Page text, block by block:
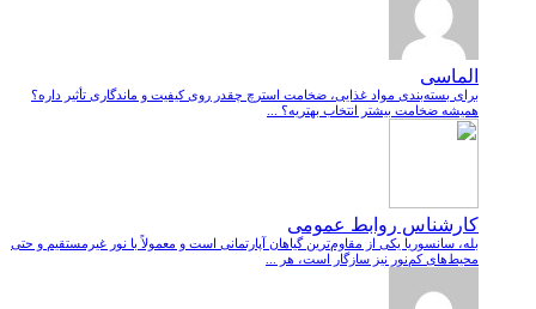
الماسی
برای بسته‌بندی مواد غذایی، ضخامت استرچ چقدر روی کیفیت و ماندگاری تأثیر داره؟
همیشه ضخامت بیشتر انتخاب بهتریه؟ ...
کارشناس روابط عمومی
بله، سانسوریا یکی از مقاوم‌ترین گیاهان آپارتمانی است و معمولاً با نور غیرمستقیم و حتی
محیط‌های کم‌نور نیز سازگار است، هر ...